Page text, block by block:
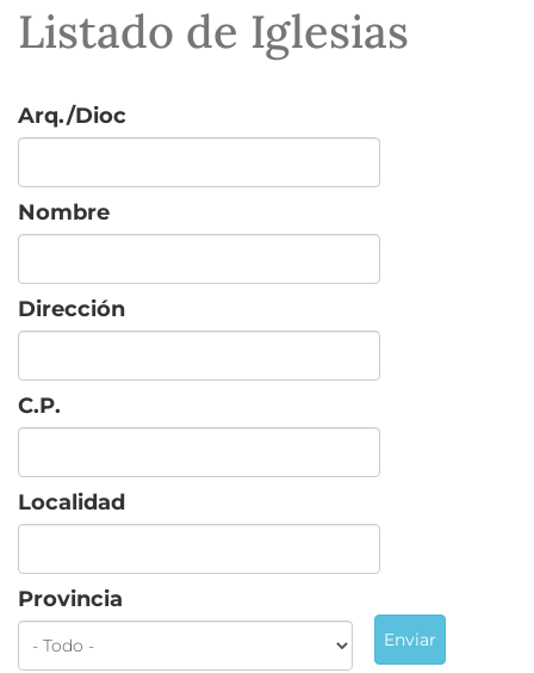
Listado de Iglesias
Arq./Dioc
Nombre
Dirección
C.P.
Localidad
Provincia
Enviar